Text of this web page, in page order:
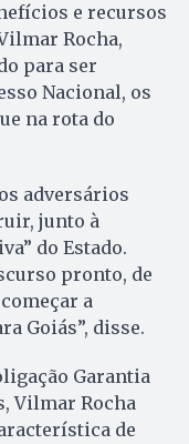
e recursos
Rocha,
para ser
Nacional, os
na rota do
adversários
junto à
do Estado.
pronto, de
a
Goiás”, disse.
Garantia
Vilmar Rocha
de